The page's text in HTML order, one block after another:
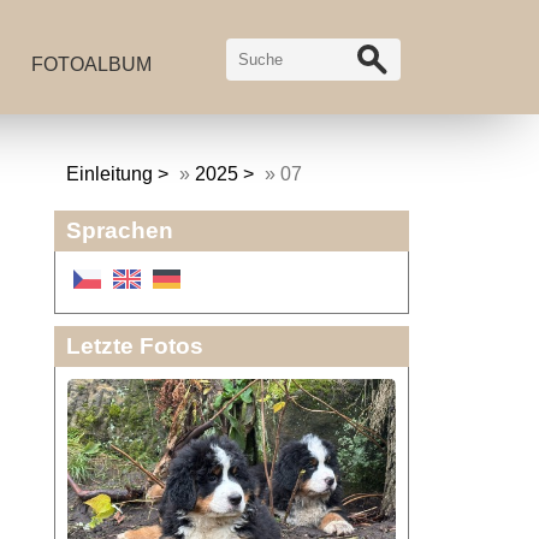
FOTOALBUM
Einleitung » 2025 » 07
Sprachen
Letzte Fotos